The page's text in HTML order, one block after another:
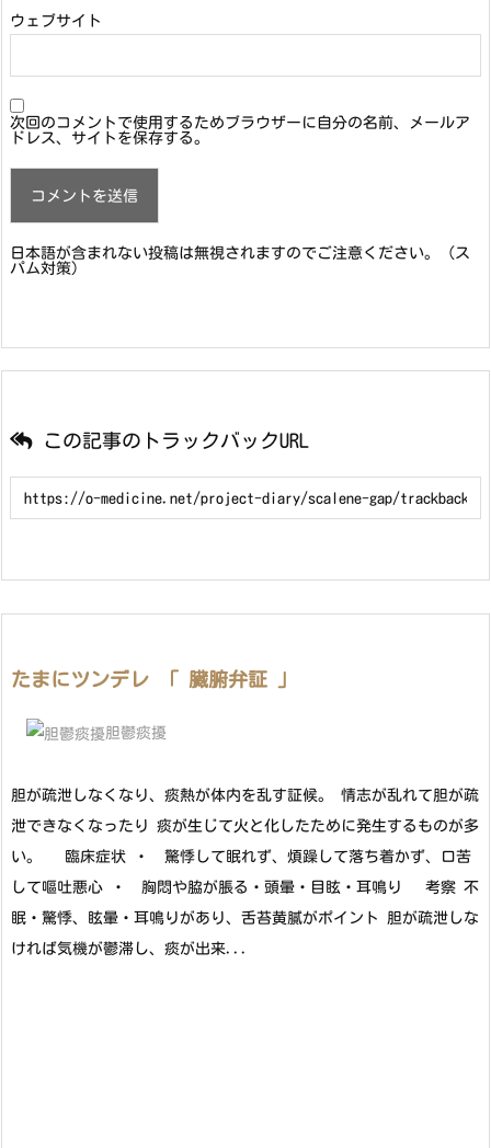
ウェブサイト
次回のコメントで使用するためブラウザーに自分の名前、メールア
ドレス、サイトを保存する。
日本語が含まれない投稿は無視されますのでご注意ください。（ス
パム対策）
この記事のトラックバックURL
たまにツンデレ 「 臓腑弁証 」
胆鬱痰擾
胆が疏泄しなくなり、痰熱が体内を乱す証候。 情志が乱れて胆が疏
泄できなくなったり 痰が生じて火と化したために発生するものが多
い。 臨床症状 ・ 驚悸して眠れず、煩躁して落ち着かず、口苦
して嘔吐悪心 ・ 胸悶や脇が脹る・頭暈・目眩・耳鳴り 考察 不
眠・驚悸、眩暈・耳鳴りがあり、舌苔黄膩がポイント 胆が疏泄しな
ければ気機が鬱滞し、痰が出来...